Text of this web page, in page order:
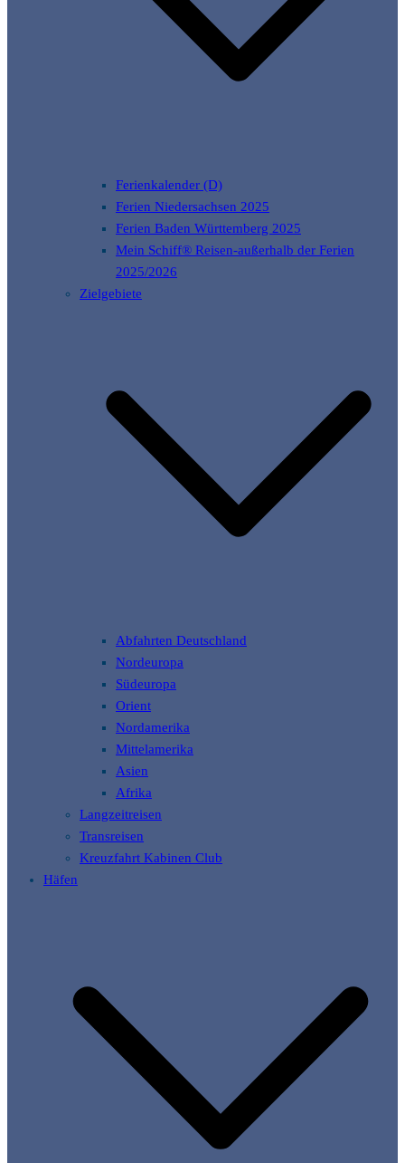
Ferienkalender (D)
Ferien Niedersachsen 2025
Ferien Baden Württemberg 2025
Mein Schiff® Reisen-außerhalb der Ferien
2025/2026
Zielgebiete
Abfahrten Deutschland
Nordeuropa
Südeuropa
Orient
Nordamerika
Mittelamerika
Asien
Afrika
Langzeitreisen
Transreisen
Kreuzfahrt Kabinen Club
Häfen